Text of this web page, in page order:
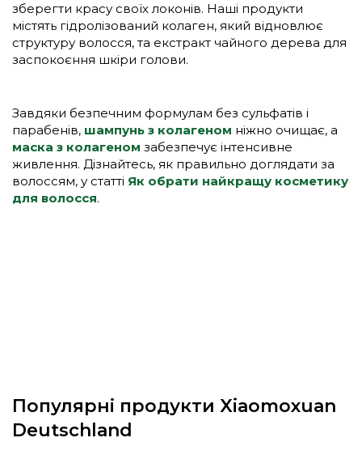
зберегти красу своїх локонів. Наші продукти
містять гідролізований колаген, який відновлює
структуру волосся, та екстракт чайного дерева для
заспокоєння шкіри голови.
Завдяки безпечним формулам без сульфатів і
парабенів, шампунь з колагеном ніжно очищає, а
маска з колагеном забезпечує інтенсивне
живлення. Дізнайтесь, як правильно доглядати за
волоссям, у статті Як обрати найкращу косметику
для волосся.
Популярні продукти Xiaomoxuan
Deutschland